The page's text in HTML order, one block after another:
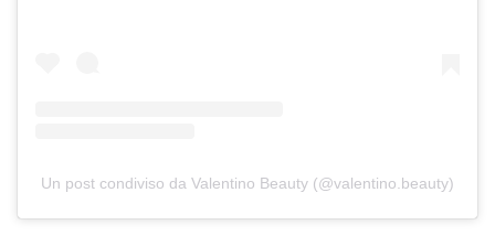
Un post condiviso da Valentino Beauty (@valentino.beauty)